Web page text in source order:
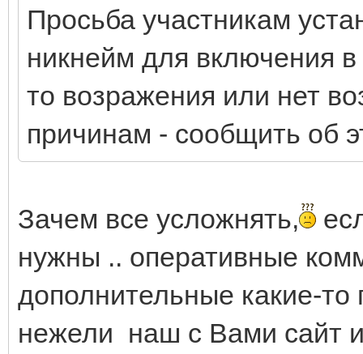
Просьба участникам
никнейм для включения в
то возражения или нет
причинам - сообщить об
Зачем все усложнять,
нужны .. оперативные
дополнительные какие-то
нежели наш с Вами сайт